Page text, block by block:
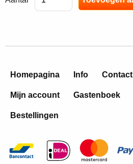
Homepagina Info Contact
Mijn account Gastenboek
Bestellingen